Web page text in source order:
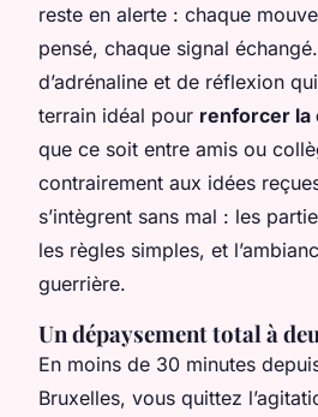
reste en alerte : chaque
pensé, chaque signal
d’adrénaline et de réflexion
terrain idéal pour renforcer la
que ce soit entre amis ou
contrairement aux idées
s’intègrent sans mal : les
les règles simples, et
guerrière.
Un dépaysement total à
En moins de 30 minutes
Bruxelles, vous quittez